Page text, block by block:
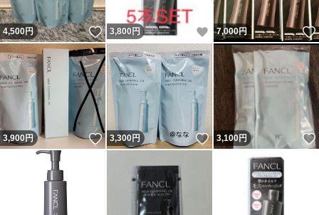
4,500円 いいね！
3,800 円 いいね！
7,000円
3,900円 いいね！
3,300円 いいね！
3,100円